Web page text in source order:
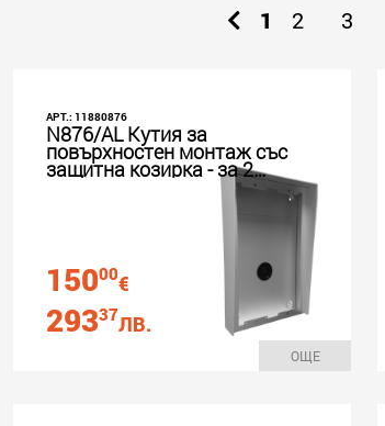
1 2 3
АРТ.: 11880876
N876/AL Кутия за
повърхностен монтаж със
защитна козирка - за 2
тройни модула Nexa AL
15000€
29337ЛВ.
ОЩЕ